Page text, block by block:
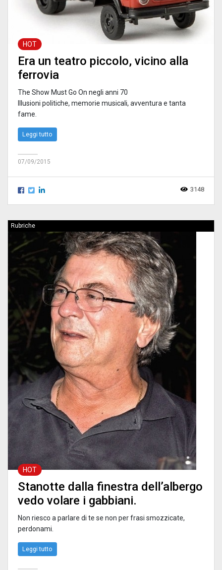
HOT
Era un teatro piccolo, vicino alla
ferrovia
The Show Must Go On negli anni 70
Illusioni politiche, memorie musicali, avventura e tanta
fame.
Leggi tutto
07/09/2015
3148
Rubriche
HOT
Stanotte dalla finestra dell’albergo
vedo volare i gabbiani.
Non riesco a parlare di te se non per frasi smozzicate,
perdonami.
Leggi tutto